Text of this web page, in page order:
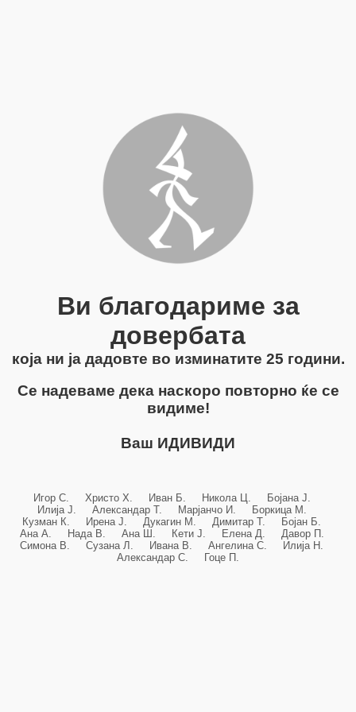
Ви благодариме за
довербата
која ни ја дадовте во изминатите 25 години.
Се надеваме дека наскоро повторно ќе се
видиме!
Ваш ИДИВИДИ
Игор С. Христо Х. Иван Б. Никола Ц. Бојана Ј.
Илија Ј. Александар Т. Марјанчо И. Боркица М.
Кузман К. Ирена Ј. Дукагин М. Димитар Т. Бојан Б.
Ана А. Нада В. Ана Ш. Кети Ј. Елена Д. Давор П.
Симона В. Сузана Л. Ивана В. Ангелина С. Илија Н.
Александар С. Гоце П.